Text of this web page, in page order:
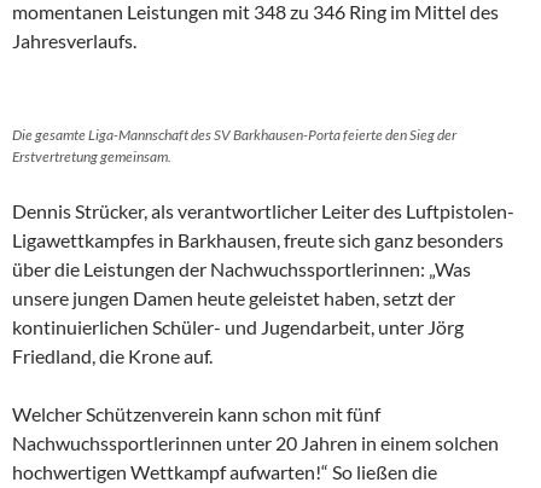
momentanen Leistungen mit 348 zu 346 Ring im Mittel des
Jahresverlaufs.
Die gesamte Liga-Mannschaft des SV Barkhausen-Porta feierte den Sieg der
Erstvertretung gemeinsam.
Dennis Strücker, als verantwortlicher Leiter des Luftpistolen-
Ligawettkampfes in Barkhausen, freute sich ganz besonders
über die Leistungen der Nachwuchssportlerinnen: „Was
unsere jungen Damen heute geleistet haben, setzt der
kontinuierlichen Schüler- und Jugendarbeit, unter Jörg
Friedland, die Krone auf.
Welcher Schützenverein kann schon mit fünf
Nachwuchssportlerinnen unter 20 Jahren in einem solchen
hochwertigen Wettkampf aufwarten!“ So ließen die